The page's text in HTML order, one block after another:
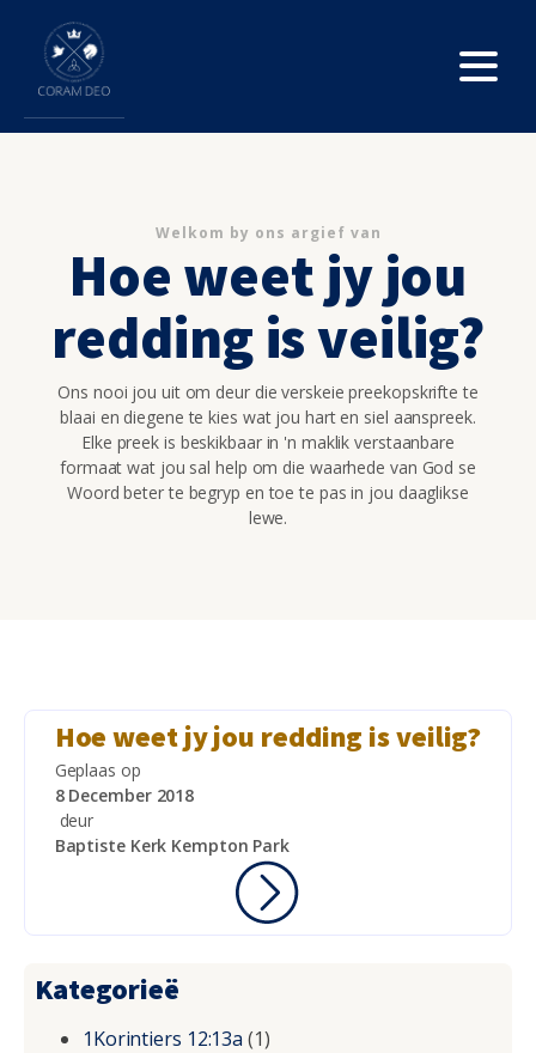
Welkom by ons argief van
Hoe weet jy jou
redding is veilig?
Ons nooi jou uit om deur die verskeie preekopskrifte te
blaai en diegene te kies wat jou hart en siel aanspreek.
Elke preek is beskikbaar in 'n maklik verstaanbare
formaat wat jou sal help om die waarhede van God se
Woord beter te begryp en toe te pas in jou daaglikse
lewe.
Hoe weet jy jou redding is veilig?
Geplaas op
8 December 2018
deur
Baptiste Kerk Kempton Park
Kategorieë
1Korintiers 12:13a (1)